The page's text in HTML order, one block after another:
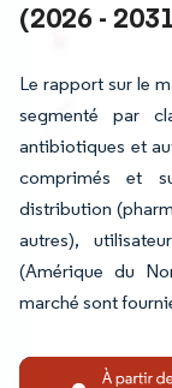
(2026 -
Le rapport sur le
segmenté par
antibiotiques et
comprimés et
distribution
autres),
(Amérique du
marché sont